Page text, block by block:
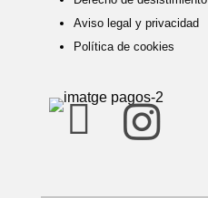
Aviso legal y privacidad
Política de cookies
 